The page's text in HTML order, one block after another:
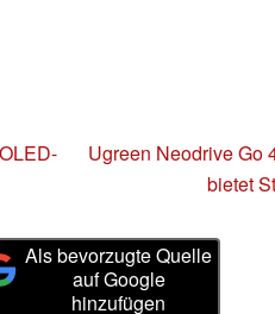
Ugreen Neodrive Go
bietet
Als bevorzugte Quelle
auf Google
hinzufügen